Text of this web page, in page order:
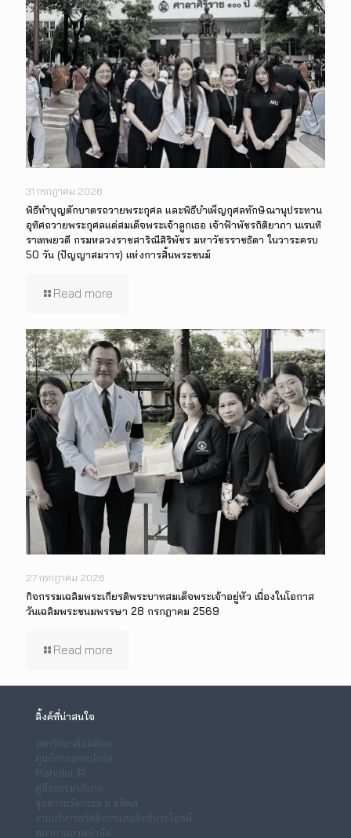
31 กรกฎาคม 2026
พิธีทำบุญตักบาตรถวายพระกุศล และพิธีบำเพ็ญกุศลทักษิณานุประทาน
อุทิศถวายพระกุศลแด่สมเด็จพระเจ้าลูกเธอ เจ้าฟ้าพัชรกิติยาภา นเรนทิ
ราเทพยวดี กรมหลวงราชสาริณีสิริพัชร มหาวัชรราชธิดา ในวาระครบ
50 วัน (ปัญญาสมวาร) แห่งการสิ้นพระชนม์
Read more
27 กรกฎาคม 2026
กิจกรรมเฉลิมพระเกียรติพระบาทสมเด็จพระเจ้าอยู่หัว เนื่องในโอกาส
วันเฉลิมพระชนมพรรษา 28 กรกฎาคม 2569
Read more
ลิ้งค์ที่น่าสนใจ
มหาวิทยาลัยมหิดล
ศูนย์กายภาพบำบัด
Mahidol IR
คู่มือธรรมาภิบาล
จุลสารนวัตกรรม ม.มหิดล
งานบริหารสวัสดิการและสิทธิประโยชน์
สภากายภาพบำบัด